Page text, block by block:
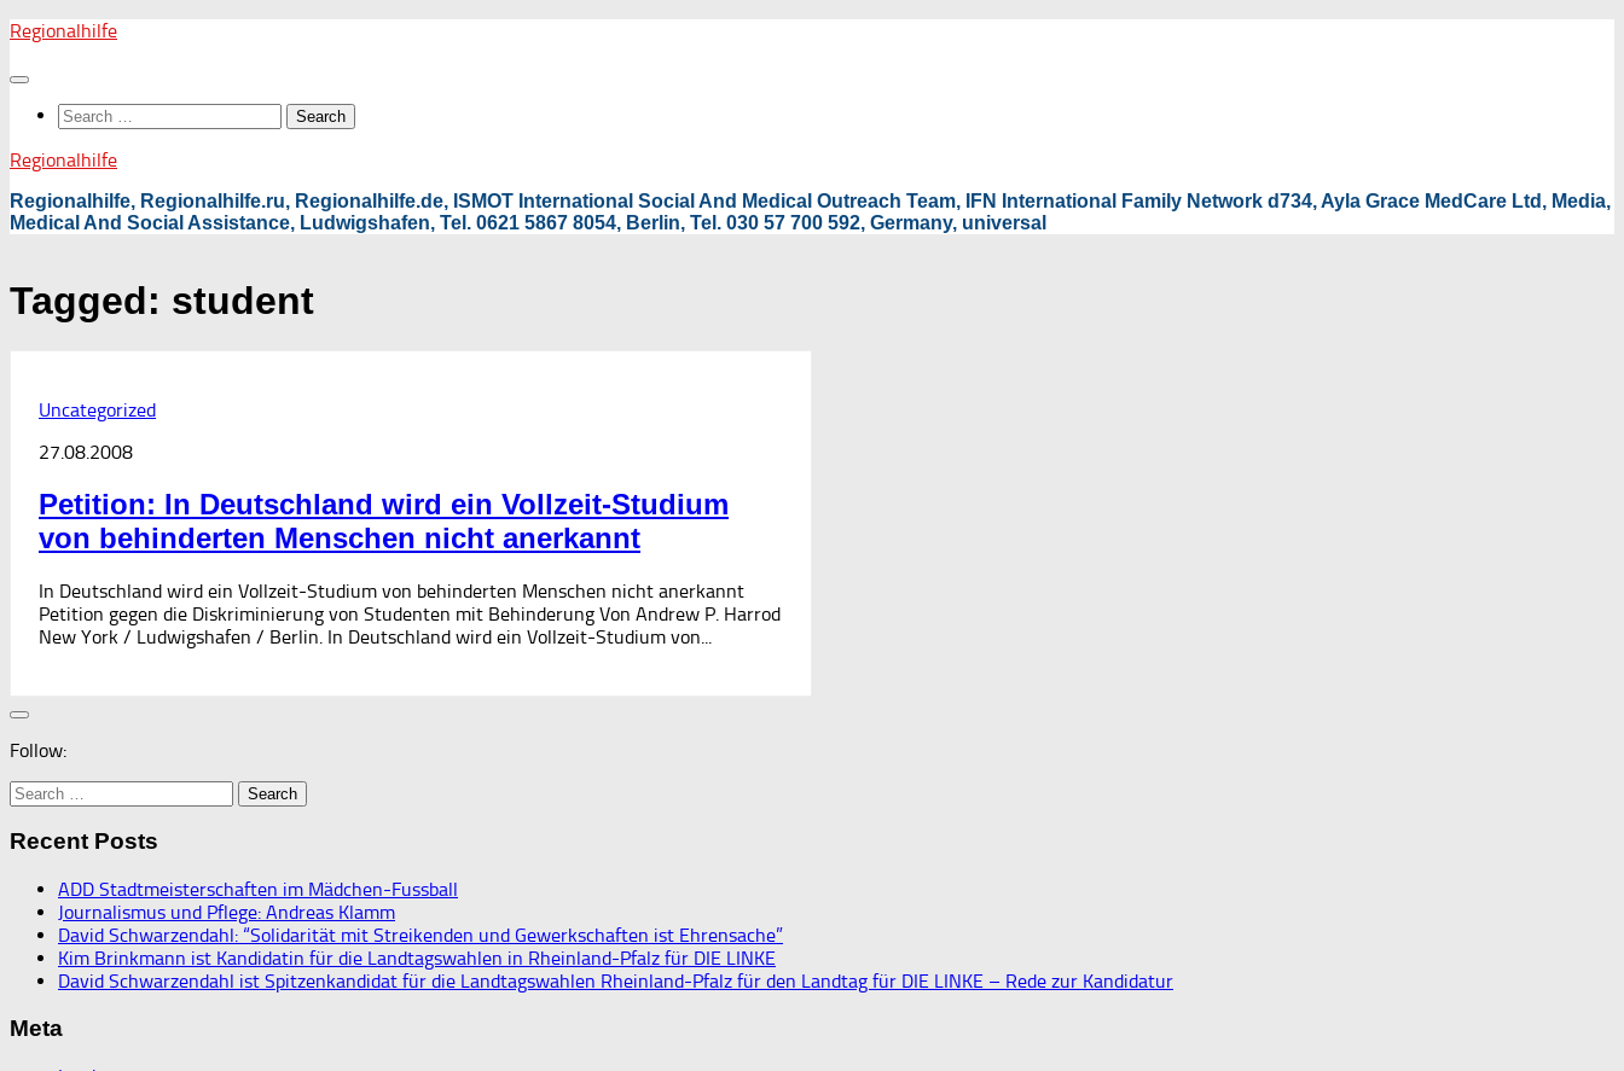
Skip
content
Regionalhilfe
Search
for:
Regionalhilfe
Regionalhilfe, Regionalhilfe.ru, Regionalhilfe.de, ISMOT International Social And Medical Outreach Team, IFN International Family Network d734, Ayla Grace MedCare Ltd, Media,
Medical And Social Assistance, Ludwigshafen, Tel. 0621 5867 8054, Berlin, Tel. 030 57 700 592, Germany, universal
Tagged: student
Uncategorized
27.08.2008
Petition: In Deutschland wird ein Vollzeit-Studium
von behinderten Menschen nicht anerkannt
In Deutschland wird ein Vollzeit-Studium von behinderten Menschen nicht anerkannt
Petition gegen die Diskriminierung von Studenten mit Behinderung Von Andrew P. Harrod
New York / Ludwigshafen / Berlin. In Deutschland wird ein Vollzeit-Studium von...
Follow:
Search
for:
Recent Posts
ADD Stadtmeisterschaften im Mädchen-Fussball
Journalismus und Pflege: Andreas Klamm
David Schwarzendahl: “Solidarität mit Streikenden und Gewerkschaften ist Ehrensache”
Kim Brinkmann ist Kandidatin für die Landtagswahlen in Rheinland-Pfalz für DIE LINKE
David Schwarzendahl ist Spitzenkandidat für die Landtagswahlen Rheinland-Pfalz für den Landtag für DIE LINKE – Rede zur Kandidatur
Meta